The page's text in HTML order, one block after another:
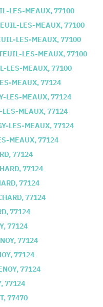
LES-MEAUX,77100
LES-MEAUX,77100
LES-MEAUX,77100
LES-MEAUX,77100
LES-MEAUX,77100
MEAUX,77124
LES-MEAUX,77124
LES-MEAUX,77124
LES-MEAUX,77124
MEAUX,77124
,77124
,77124
,77124
,77124
,77124
,77124
,77124
,77124
,77124
,77124
,77470